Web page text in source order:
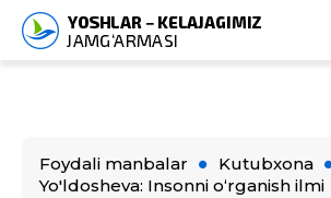
Foydali manbalar Kutubxona
Yo'ldosheva: Insonni o‘rganish ilmi